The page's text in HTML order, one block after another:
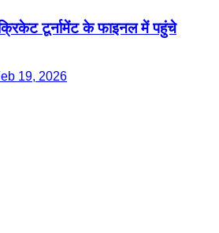
क्रिकेट टूर्नामेंट के फाइनल में पहुंचे
19, 2026